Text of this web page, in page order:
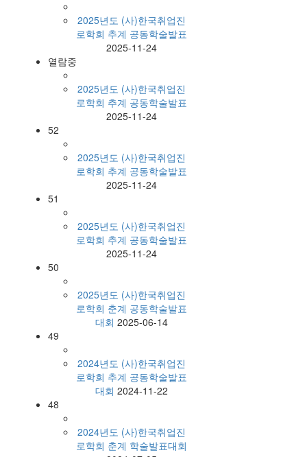
2025년도 (사)한국취업진
로학회 추계 공동학술발표
2025-11-24
열람중
2025년도 (사)한국취업진
로학회 추계 공동학술발표
2025-11-24
52
2025년도 (사)한국취업진
로학회 추계 공동학술발표
2025-11-24
51
2025년도 (사)한국취업진
로학회 추계 공동학술발표
2025-11-24
50
2025년도 (사)한국취업진
로학회 춘계 공동학술발표
대회 2025-06-14
49
2024년도 (사)한국취업진
로학회 추계 공동학술발표
대회 2024-11-22
48
2024년도 (사)한국취업진
로학회 춘계 학술발표대회